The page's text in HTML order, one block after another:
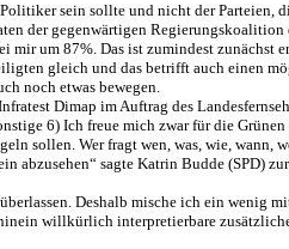
sein sollte und nicht der
der gegenwärtigen
mir um 87%. Das ist zumindest
gleich und das betrifft auch einen
noch etwas bewegen.
Dimap im Auftrag des
6) Ich freue mich zwar für die
sollen. Wer fragt wen, was, wie,
abzusehen“ sagte Katrin Budde (SPD)
Deshalb mische ich ein wenig
willkürlich interpretierbare